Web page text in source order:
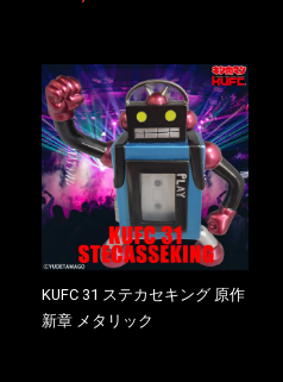
KUFC 31 ステカセキング 原作
新章 メタリック